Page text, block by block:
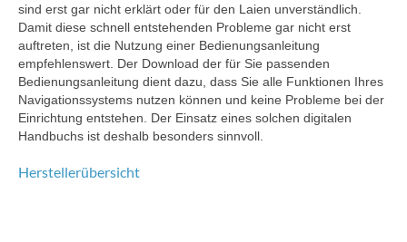
sind erst gar nicht erklärt oder für den Laien unverständlich.
Damit diese schnell entstehenden Probleme gar nicht erst
auftreten, ist die Nutzung einer Bedienungsanleitung
empfehlenswert. Der Download der für Sie passenden
Bedienungsanleitung dient dazu, dass Sie alle Funktionen Ihres
Navigationssystems nutzen können und keine Probleme bei der
Einrichtung entstehen. Der Einsatz eines solchen digitalen
Handbuchs ist deshalb besonders sinnvoll.
Herstellerübersicht